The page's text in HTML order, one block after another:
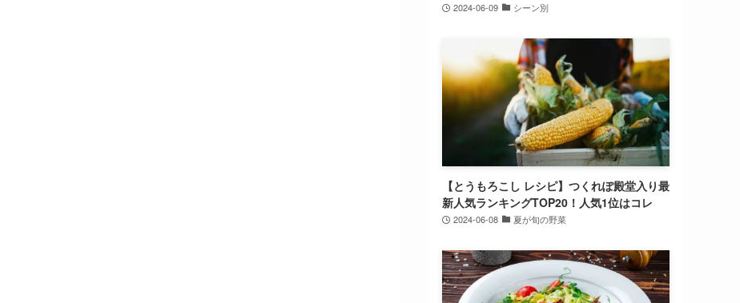
2024-06-09 シーン別
【とうもろこし レシピ】つくれぽ殿堂入り最
新人気ランキングTOP20！人気1位はコレ
2024-06-08 夏が旬の野菜